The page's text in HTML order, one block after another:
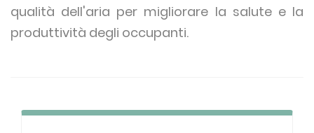
qualità dell'aria per migliorare la salute e la
produttività degli occupanti.